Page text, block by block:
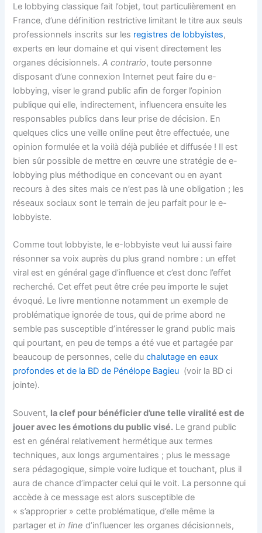
Le lobbying classique fait l’objet, tout particulièrement en
France, d’une définition restrictive limitant le titre aux seuls
professionnels inscrits sur les registres de lobbyistes,
experts en leur domaine et qui visent directement les
organes décisionnels.A contrario, toute personne
disposant d’une connexion Internet peut faire du e-
lobbying, viser le grand public afin de forger l’opinion
publique qui elle, indirectement, influencera ensuite les
responsables publics dans leur prise de décision. En
quelques clics une veille online peut être effectuée, une
opinion formulée et la voilà déjà publiée et diffusée ! Il est
bien sûr possible de mettre en œuvre une stratégie de e-
lobbying plus méthodique en concevant ou en ayant
recours à des sites mais ce n’est pas là une obligation ; les
réseaux sociaux sont le terrain de jeu parfait pour le e-
lobbyiste.
Comme tout lobbyiste, le e-lobbyiste veut lui aussi faire
résonner sa voix auprès du plus grand nombre : un effet
viral est en général gage d’influence et c’est donc l’effet
recherché. Cet effet peut être crée peu importe le sujet
évoqué. Le livre mentionne notamment un exemple de
problématique ignorée de tous, qui de prime abord ne
semble pas susceptible d’intéresser le grand public mais
qui pourtant, en peu de temps a été vue et partagée par
beaucoup de personnes, celle duchalutage en eaux
profondes et de la BD de Pénélope Bagieu (voir la BD ci
jointe).
Souvent, la clef pour bénéficier d’une telle viralité est de
jouer avec les émotions du public visé. Le grand public
est en général relativement hermétique aux termes
techniques, aux longs argumentaires ; plus le message
sera pédagogique, simple voire ludique et touchant, plus il
aura de chance d’impacter celui qui le voit. La personne qui
accède à ce message est alors susceptible de
« s’approprier » cette problématique, d’elle même la
partager etin fine d’influencer les organes décisionnels,